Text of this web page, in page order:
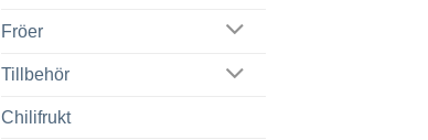
Fröer
Tillbehör
Chilifrukt